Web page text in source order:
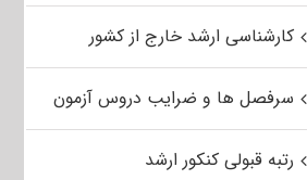
کارشناسی ارشد خارج از کشور
سرفصل ها و ضرایب دروس آزمون
رتبه قبولی کنکور ارشد